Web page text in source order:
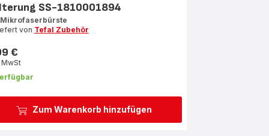
Zum Warenkorb hinzufügen
SS-1810001894
Mikrofaserbürste
von Tefal Zubehör
€